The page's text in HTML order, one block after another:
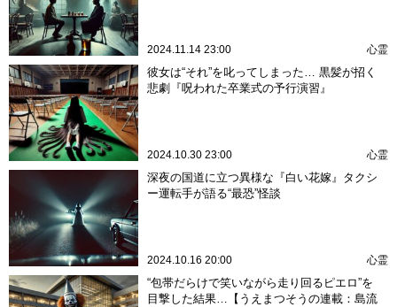
2024.11.14 23:00 心霊
彼女は“それ”を叱ってしまった… 黒髪が招く
悲劇『呪われた卒業式の予行演習』
2024.10.30 23:00 心霊
深夜の国道に立つ異様な『白い花嫁』タクシ
ー運転手が語る“最恐”怪談
2024.10.16 20:00 心霊
“包帯だらけで笑いながら走り回るピエロ”を
目撃した結果…【うえまつそうの連載：島流